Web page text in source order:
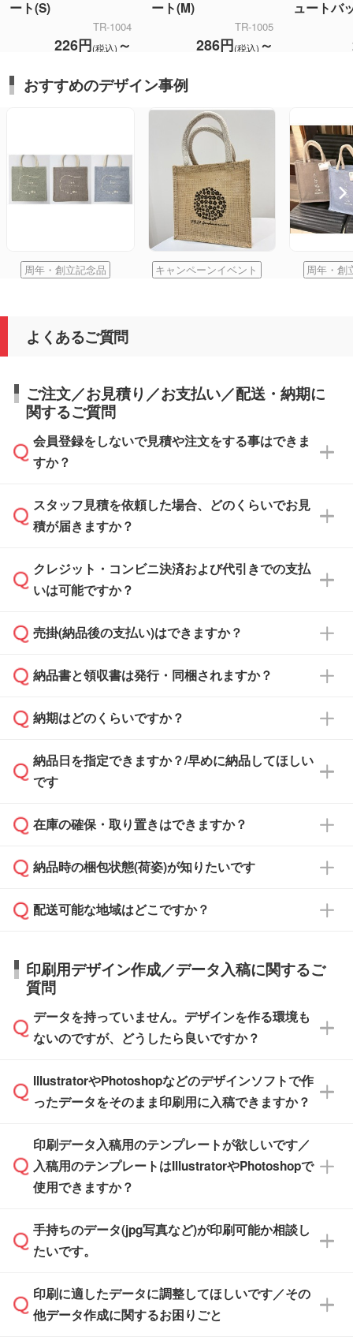
ート(S)
TR-1004
226円(税込) ～
ート(M)
TR-1005
286円(税込) ～
ュートバ
おすすめのデザイン事例
周年・創立記念品 キャンペーンイベント 周年・創
よくあるご質問
ご注文／お見積り／お支払い／配送・納期に
関するご質問
会員登録をしないで見積や注文をする事はできま
すか？
可能です。見積・注文フォームにて『ゲストの
まま進む』ボタンからお進みのうえ、ご依頼く
スタッフ見積を依頼した場合、どのくらいでお見
積が届きますか？
通常、翌営業日までにお送りしております。混
雑状況によっては、お時間をいただくこともご
依頼いただいた場合は、翌営業日以降のご連絡
クレジット・コンビニ決済および代引きでの支払
いは可能ですか？
銀行振込のみのご対応となります。
売掛(納品後の支払い)はできますか？
基本的には先入金をお願いしておりますが、自
どの場合は、月末締め翌月末払いに対応可能で
また、卒業・卒園記念品で対策委員会や個人様
校や幼稚園・保育園であれば、同様の条件でご
ご希望の際は担当スタッフまでお気軽にご相談
ください。
納品書と領収書は発行・同梱されますか？
納品書・領収書は ご依頼をいただいた場合の
ず、通常はPDFデータをメール添付でお送りし
ます。
たは注文フォームの『ご注文に関する備考欄』
納期はどのくらいですか？
・印刷する場合(500個程度)
ご入金、イメージ画像の校了から約2週間～2
ご入金確認後、1～2営業日で出荷いたしま
タッフまでお問い合わせください。
ル」に注文予定日をご入力いただくと、おおよ
その締切日や出荷目安をご確認いただけます。
品が決まりましたらお早めのご発注をお願いい
たします。
※土日祝日を除く営業日換算です。
※沖縄・離島は追加日数がかかります。
納品日を指定できますか？/早めに納品してほしい
です
ご希望の納期がある場合は、お問い合わせ・お
い。
応が可能かご案内いたします。
す。>>対象商品はこちら
※最短出荷日は商品によって異なります。各商
品ページにてご確認ください
在庫の確保・取り置きはできますか？
ご入金確認後に在庫を確保し、注文確定のご連
はできかねますので予めご了承ください。
納品時の梱包状態(荷姿)が知りたいです
商品によって異なります。各ページにある商品
す。(白箱、化粧箱、ブリスターパックなど)
【袋入り】 商品がひとつずつ袋に入っていま
す。(透明袋、デザイン袋など)
【個包装なし】 個包装がされていない状態で
※化粧箱から白箱への入れ替えや、オリジナル
箱の作成は原則承っておりません。
配送可能な地域はどこですか？
日本全国へお届けが可能です。なお、海外への
直接納品は行っておりませんので予めご了承く
ださい。
印刷用デザイン作成／データ入稿に関するご
質問
データを持っていません。デザインを作る環境も
ないのですが、どうしたら良いですか？
無料の「デザインシミュレーター」を使えば、
PCやスマホから簡単にデザインを作成できま
ザインソフトがなくても安心です。
また、「データ作成サービス
せいただければ、弊社にて無料でデザインデー
タを1点作成いたします。
IllustratorやPhotoshopなどのデザインソフトで作
ったデータをそのまま印刷用に入稿できますか？
IllustratorやPhotoshop、CLIP STUDIOなどのデ
ザインソフトでこだわりのデザインを作成した
い方は、完全データ入稿
積・ご注文フォームにアップロードしてご入稿
ください。
ご入稿後は経験豊富なスタッフがデータに不備
がないかチェックし、お客様と確認してから印
刷に進みますので、ご安心ください。
印刷データ入稿用のテンプレートが欲しいです／
入稿用のテンプレートはIllustratorやPhotoshopで
使用できますか？
一部商品は入稿用テンプレートのご用意があり
ます。各商品ページの『印刷方法・テンプレー
入稿用のテンプレートはPDF形式ですが、
IllustratorやPhotoshopで開いてご利用いただけ
手持ちのデータ(jpg写真など)が印刷可能か相談し
たいです。
印刷に適したデータ・解像度かどうか、担当ス
タッフが事前に確認いたします。
印刷に適したデータに調整してほしいです／その
他データ作成に関するお困りごと